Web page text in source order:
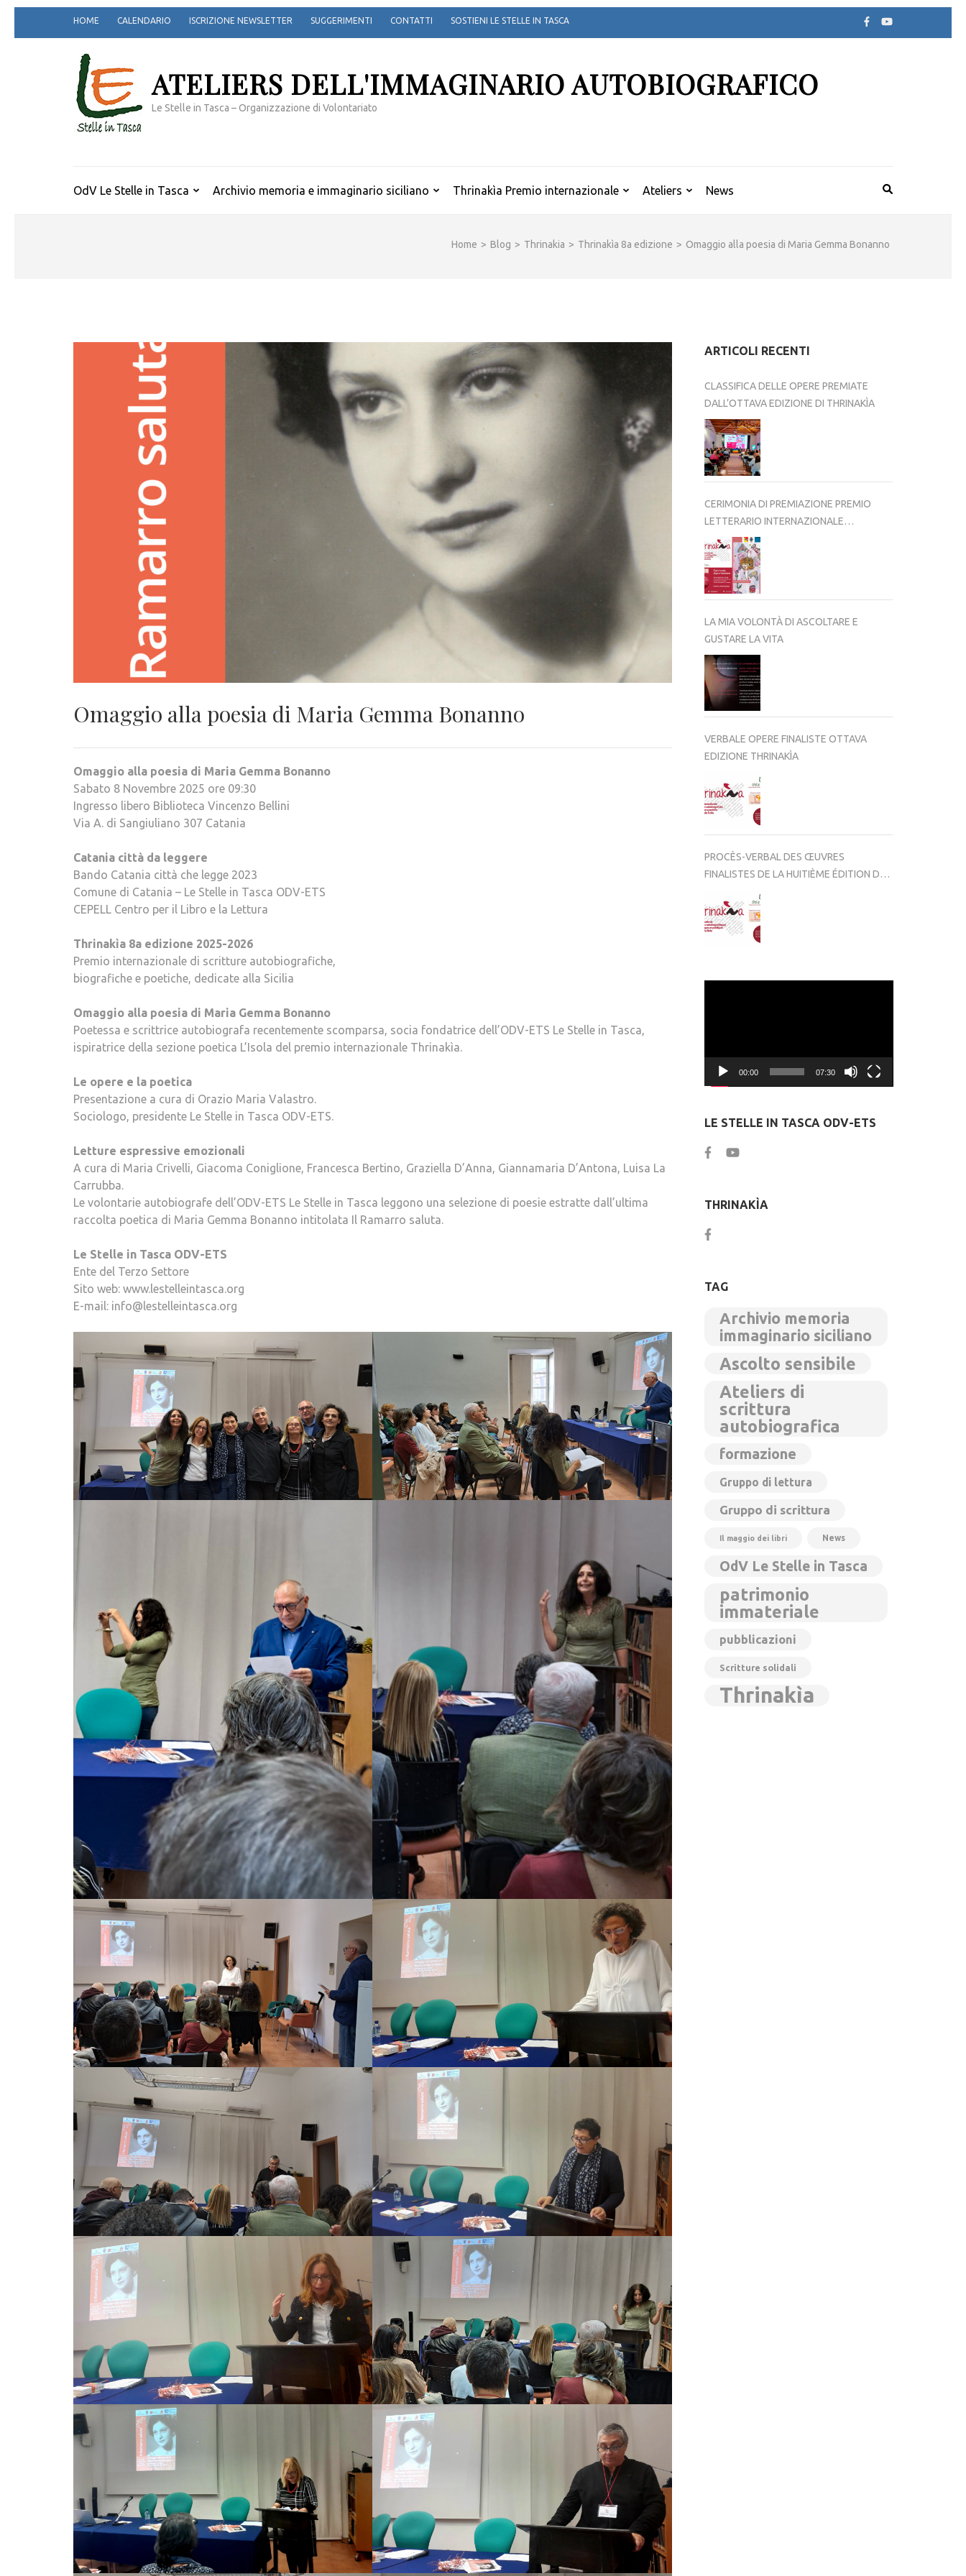
HOME CALENDARIO ISCRIZIONE NEWSLETTER SUGGERIMENTI CONTATTI SOSTIENI LE STELLE IN TASCA
ATELIERS DELL'IMMAGINARIO AUTOBIOGRAFICO
Le Stelle in Tasca – Organizzazione di Volontariato
OdV Le Stelle in Tasca Archivio memoria e immaginario siciliano Thrinakìa Premio internazionale Ateliers News
Home > Blog > Thrinakia > Thrinakìa 8a edizione > Omaggio alla poesia di Maria Gemma Bonanno
Omaggio alla poesia di Maria Gemma Bonanno
Omaggio alla poesia di Maria Gemma Bonanno
Sabato 8 Novembre 2025 ore 09:30
Ingresso libero Biblioteca Vincenzo Bellini
Via A. di Sangiuliano 307 Catania
Catania città da leggere
Bando Catania città che legge 2023
Comune di Catania – Le Stelle in Tasca ODV-ETS
CEPELL Centro per il Libro e la Lettura
Thrinakìa 8a edizione 2025-2026
Premio internazionale di scritture autobiografiche,
biografiche e poetiche, dedicate alla Sicilia
Omaggio alla poesia di Maria Gemma Bonanno
Poetessa e scrittrice autobiografa recentemente scomparsa, socia fondatrice dell’ODV-ETS Le Stelle in Tasca,
ispiratrice della sezione poetica L’Isola del premio internazionale Thrinakìa.
Le opere e la poetica
Presentazione a cura di Orazio Maria Valastro.
Sociologo, presidente Le Stelle in Tasca ODV-ETS.
Letture espressive emozionali
A cura di Maria Crivelli, Giacoma Coniglione, Francesca Bertino, Graziella D’Anna, Giannamaria D’Antona, Luisa La
Carrubba.
Le volontarie autobiografe dell’ODV-ETS Le Stelle in Tasca leggono una selezione di poesie estratte dall’ultima
raccolta poetica di Maria Gemma Bonanno intitolata Il Ramarro saluta.
Le Stelle in Tasca ODV-ETS
Ente del Terzo Settore
Sito web: www.lestelleintasca.org
E-mail: info@lestelleintasca.org
ARTICOLI RECENTI
CLASSIFICA DELLE OPERE PREMIATE
DALL’OTTAVA EDIZIONE DI THRINAKÌA
CERIMONIA DI PREMIAZIONE PREMIO
LETTERARIO INTERNAZIONALE
THRINAKÌA – VIII EDIZIONE 2025-2026
LA MIA VOLONTÀ DI ASCOLTARE E
GUSTARE LA VITA
VERBALE OPERE FINALISTE OTTAVA
EDIZIONE THRINAKÌA
PROCÈS-VERBAL DES ŒUVRES
FINALISTES DE LA HUITIÈME ÉDITION DE
00:00 07:30
LE STELLE IN TASCA ODV-ETS
THRINAKÌA
TAG
Archivio memoria
immaginario siciliano
Ascolto sensibile
Ateliers di
scrittura
autobiografica
formazione
Gruppo di lettura
Gruppo di scrittura
Il maggio dei libri News
OdV Le Stelle in Tasca
patrimonio
immateriale
pubblicazioni
Scritture solidali
Thrinakìa